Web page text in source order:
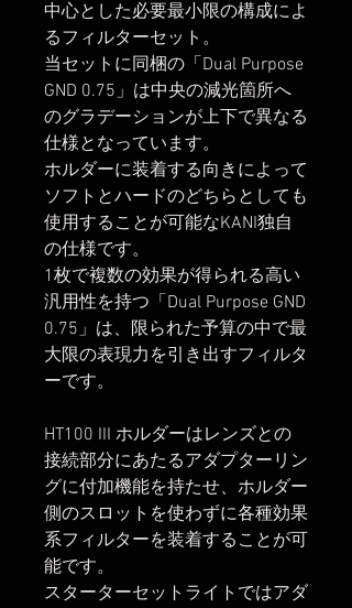
中心とした必要最小限の構成によ
るフィルターセット。
当セットに同梱の「Dual Purpose
GND 0.75」は中央の減光箇所へ
のグラデーションが上下で異なる
仕様となっています。
ホルダーに装着する向きによって
ソフトとハードのどちらとしても
使用することが可能なKANI独自
の仕様です。
1枚で複数の効果が得られる高い
汎用性を持つ「Dual Purpose GND
0.75」は、限られた予算の中で最
大限の表現力を引き出すフィルタ
ーです。
HT100 III ホルダーはレンズとの
接続部分にあたるアダプターリン
グに付加機能を持たせ、ホルダー
側のスロットを使わずに各種効果
系フィルターを装着することが可
能です。
スターターセットライトではアダ